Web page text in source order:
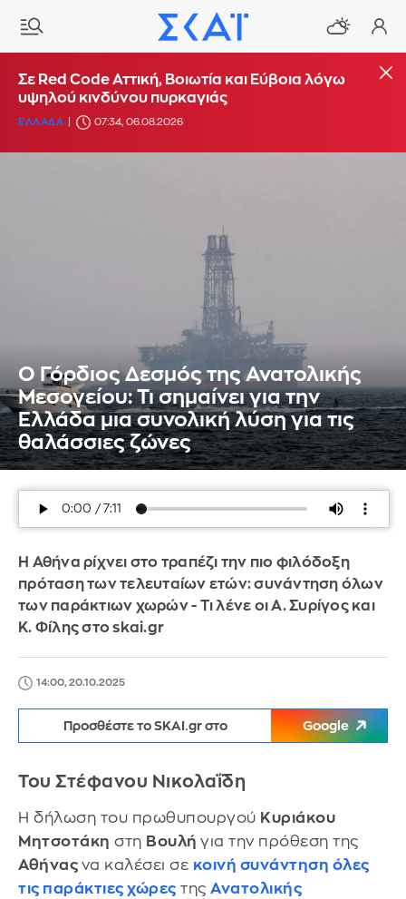
Σε Red Code Αττική, Βοιωτία και Εύβοια λόγω
υψηλού κινδύνου πυρκαγιάς
ΕΛΛΑΔΑ 07:34, 06.08.2026
Ο Γόρδιος Δεσμός της Ανατολικής
Μεσογείου: Τι σημαίνει για την
Ελλάδα μια συνολική λύση για τις
θαλάσσιες ζώνες
Η Αθήνα ρίχνει στο τραπέζι την πιο φιλόδοξη
πρόταση των τελευταίων ετών: συνάντηση όλων
των παράκτιων χωρών - Τι λένε οι Α. Συρίγος και
Κ. Φίλης στο skai.gr
14:00, 20.10.2025
Προσθέστε το SKAI.gr στο Google
Του Στέφανου Νικολαΐδη
Η δήλωση του πρωθυπουργού Κυριάκου
Μητσοτάκη στη Βουλή για την πρόθεση της
Αθήνας να καλέσει σε κοινή συνάντηση όλες
τις παράκτιες χώρες της Ανατολικής